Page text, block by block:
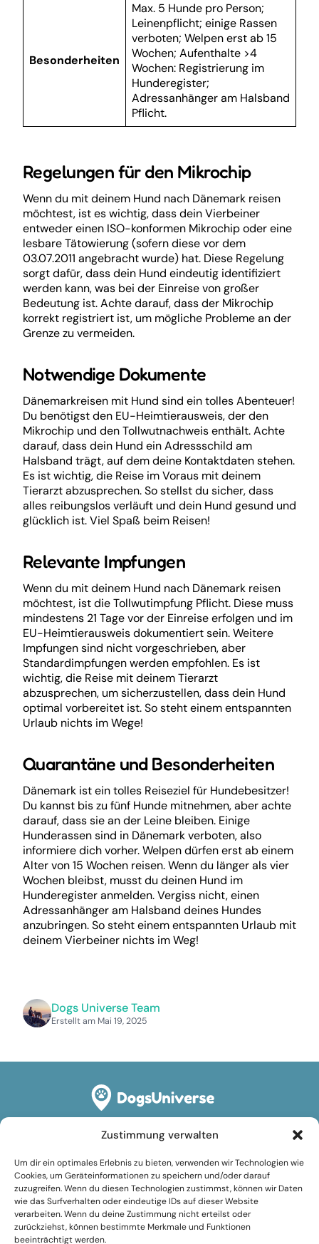
Zustimmung verwalten
Um dir ein optimales Erlebnis zu bieten, verwenden wir Technologien wie
Cookies, um Geräteinformationen zu speichern und/oder darauf
zuzugreifen. Wenn du diesen Technologien zustimmst, können wir Daten
wie das Surfverhalten oder eindeutige IDs auf dieser Website
verarbeiten. Wenn du deine Zustimmung nicht erteilst oder
zurückziehst, können bestimmte Merkmale und Funktionen
beeinträchtigt werden.
Dogs Universe Team
Erstellt am Mai 19, 2025
Besonderheiten
Max. 5 Hunde pro Person;
Leinenpflicht; einige Rassen
verboten; Welpen erst ab 15
Wochen; Aufenthalte >4
Wochen: Registrierung im
Hunderegister;
Adressanhänger am Halsband
Pflicht.
Regelungen für den Mikrochip
Wenn du mit deinem Hund nach Dänemark reisen
möchtest, ist es wichtig, dass dein Vierbeiner
entweder einen ISO-konformen Mikrochip oder eine
lesbare Tätowierung (sofern diese vor dem
03.07.2011 angebracht wurde) hat. Diese Regelung
sorgt dafür, dass dein Hund eindeutig identifiziert
werden kann, was bei der Einreise von großer
Bedeutung ist. Achte darauf, dass der Mikrochip
korrekt registriert ist, um mögliche Probleme an der
Grenze zu vermeiden.
Notwendige Dokumente
Dänemarkreisen mit Hund sind ein tolles Abenteuer!
Du benötigst den EU-Heimtierausweis, der den
Mikrochip und den Tollwutnachweis enthält. Achte
darauf, dass dein Hund ein Adressschild am
Halsband trägt, auf dem deine Kontaktdaten stehen.
Es ist wichtig, die Reise im Voraus mit deinem
Tierarzt abzusprechen. So stellst du sicher, dass
alles reibungslos verläuft und dein Hund gesund und
glücklich ist. Viel Spaß beim Reisen!
Relevante Impfungen
Wenn du mit deinem Hund nach Dänemark reisen
möchtest, ist die Tollwutimpfung Pflicht. Diese muss
mindestens 21 Tage vor der Einreise erfolgen und im
EU-Heimtierausweis dokumentiert sein. Weitere
Impfungen sind nicht vorgeschrieben, aber
Standardimpfungen werden empfohlen. Es ist
wichtig, die Reise mit deinem Tierarzt
abzusprechen, um sicherzustellen, dass dein Hund
optimal vorbereitet ist. So steht einem entspannten
Urlaub nichts im Wege!
Quarantäne und Besonderheiten
Dänemark ist ein tolles Reiseziel für Hundebesitzer!
Du kannst bis zu fünf Hunde mitnehmen, aber achte
darauf, dass sie an der Leine bleiben. Einige
Hunderassen sind in Dänemark verboten, also
informiere dich vorher. Welpen dürfen erst ab einem
Alter von 15 Wochen reisen. Wenn du länger als vier
Wochen bleibst, musst du deinen Hund im
Hunderegister anmelden. Vergiss nicht, einen
Adressanhänger am Halsband deines Hundes
anzubringen. So steht einem entspannten Urlaub mit
deinem Vierbeiner nichts im Weg!
Impressum
Datenschutzerklärung
Cookie-Richtlinie (EU)